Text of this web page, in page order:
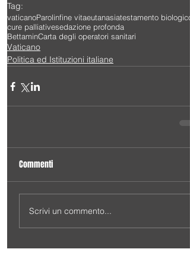
Tag:
vaticanoParolinfine vitaeutanasiatestamento biologico
cure palliativesedazione profonda
BettaminCarta degli operatori sanitari
Vaticano
Politica ed Istituzioni italiane
Commenti
Scrivi un commento...